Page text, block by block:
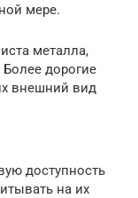
мере.
металла,
дорогие
внешний вид
доступность
на их